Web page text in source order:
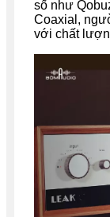
số như
Coaxial,
với chất